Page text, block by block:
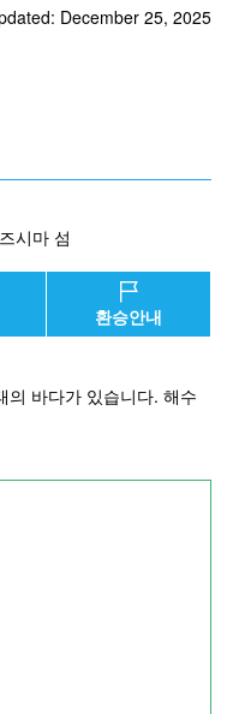
December 25, 2025
시마 섬
환승안내
의 바다가 있습니다. 해수